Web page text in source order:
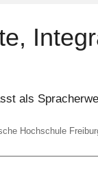
als
Hochschule